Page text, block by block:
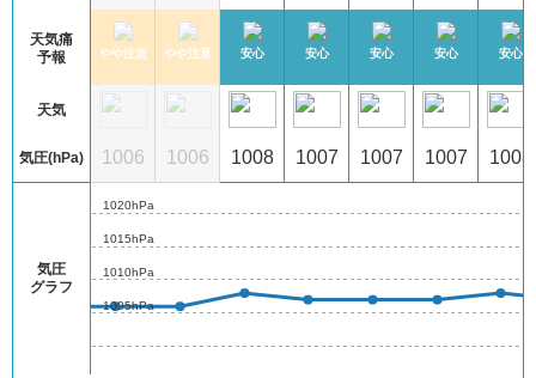
天気痛
予報
天気
気圧(hPa)
気圧
グラフ
安心
1006
やや注意
1006
やや注意
1006
安心
1008
安心
1007
安心
1007
安心
1007
安心
1008
1005hPa
1010hPa
1015hPa
1020hPa